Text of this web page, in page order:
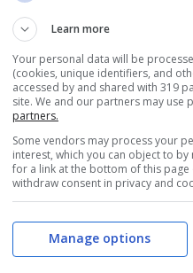
Pellegrini,
doccia: la
di like
Learn more
Your personal data will be
(cookies, unique identifiers, and
accessed by and shared with 319
site. We and our partners may use
partners.
Some vendors may process your
interest, which you can object to
for a link at the bottom of this
withdraw consent in privacy and
Manage options